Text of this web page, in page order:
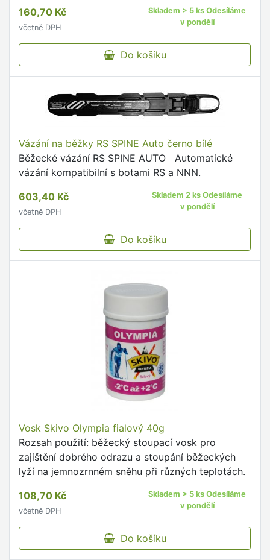
160,70 Kč
včetně DPH
Skladem > 5 ks Odesíláme
v pondělí
Do košíku
Vázání na běžky RS SPINE Auto černo bílé
Běžecké vázání RS SPINE AUTO Automatické
vázání kompatibilní s botami RS a NNN.
603,40 Kč
včetně DPH
Skladem 2 ks Odesíláme
v pondělí
Do košíku
Vosk Skivo Olympia fialový 40g
Rozsah použití: běžecký stoupací vosk pro
zajištění dobrého odrazu a stoupání běžeckých
lyží na jemnozrnném sněhu při různých teplotách.
108,70 Kč
včetně DPH
Skladem > 5 ks Odesíláme
v pondělí
Do košíku